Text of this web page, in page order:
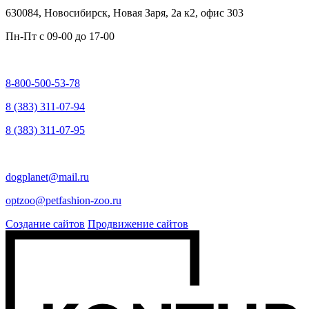
630084, Новосибирск, Новая Заря, 2а к2, офис 303
Пн-Пт c 09-00 до 17-00
8-800-500-53-78
8 (383) 311-07-94
8 (383) 311-07-95
dogplanet@mail.ru
optzoo@petfashion-zoo.ru
Создание сайтов Продвижение сайтов